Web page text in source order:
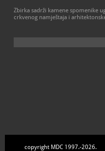
Zbirka sadrži kamene spomenike
crkvenog namještaja i
copyright MDC 1997.-2026.